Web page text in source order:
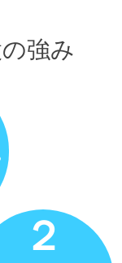
強み
​２